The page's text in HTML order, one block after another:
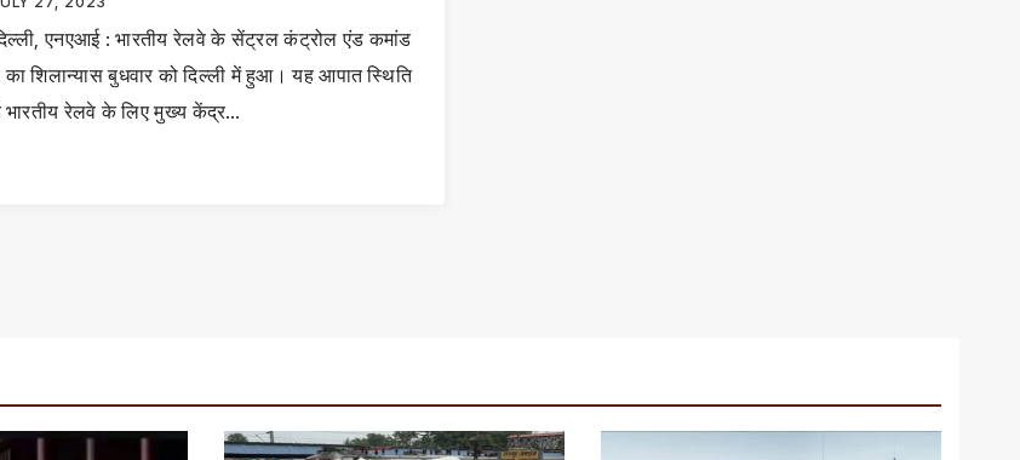
एनएआई : भारतीय रेलवे के सेंट्रल कंट्रोल एंड कमांड
शिलान्यास बुधवार को दिल्ली में हुआ। यह आपात स्थिति
भारतीय रेलवे के लिए मुख्य केंद्र…